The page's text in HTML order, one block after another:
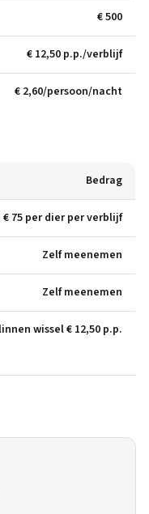
€ 500
€ 12,50 p.p./verblijf
€ 2,60/persoon/nacht
Bedrag
75 per dier per verblijf
Zelf meenemen
Zelf meenemen
wissel € 12,50 p.p.